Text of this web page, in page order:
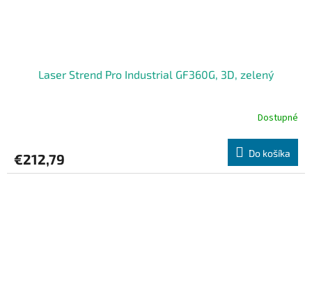
Laser Strend Pro Industrial GF360G, 3D, zelený
Dostupné
€212,79 Do košíka